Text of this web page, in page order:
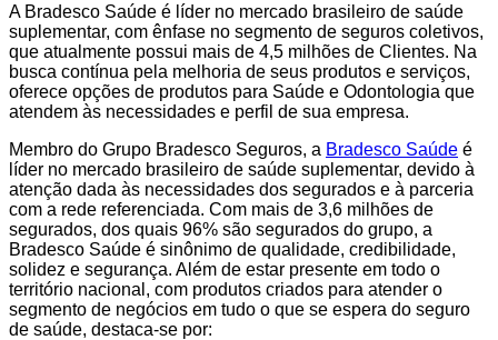
A Bradesco Saúde é líder no mercado brasileiro de saúde
suplementar, com ênfase no segmento de seguros coletivos,
que atualmente possui mais de 4,5 milhões de Clientes. Na
busca contínua pela melhoria de seus produtos e serviços,
oferece opções de produtos para Saúde e Odontologia que
atendem às necessidades e perfil de sua empresa.
Membro do Grupo Bradesco Seguros, a Bradesco Saúde é
líder no mercado brasileiro de saúde suplementar, devido à
atenção dada às necessidades dos segurados e à parceria
com a rede referenciada. Com mais de 3,6 milhões de
segurados, dos quais 96% são segurados do grupo, a
Bradesco Saúde é sinônimo de qualidade, credibilidade,
solidez e segurança. Além de estar presente em todo o
território nacional, com produtos criados para atender o
segmento de negócios em tudo o que se espera do seguro
de saúde, destaca-se por: